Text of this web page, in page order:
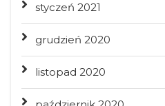
styczeń 2021
grudzień 2020
listopad 2020